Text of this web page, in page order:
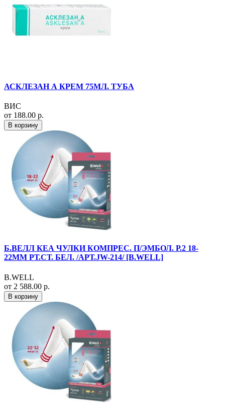
АСКЛЕЗАН А КРЕМ 75МЛ. ТУБА
ВИС
от 188.00 р.
В корзину
Б.ВЕЛЛ КЕА ЧУЛКИ КОМПРЕС. П/ЭМБОЛ. Р.2 18-
22ММ РТ.СТ. БЕЛ. /АРТ.JW-214/ [B.WELL]
B.WELL
от 2 588.00 р.
В корзину